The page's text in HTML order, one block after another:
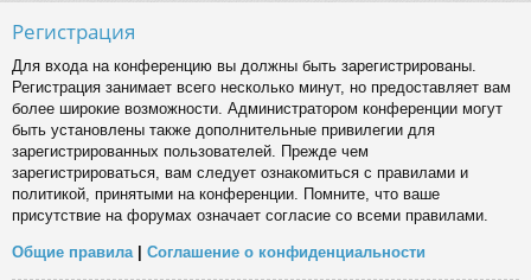
Регистрация
Для входа на конференцию вы должны быть зарегистрированы.
Регистрация занимает всего несколько минут, но предоставляет вам
более широкие возможности. Администратором конференции могут
быть установлены также дополнительные привилегии для
зарегистрированных пользователей. Прежде чем
зарегистрироваться, вам следует ознакомиться с правилами и
политикой, принятыми на конференции. Помните, что ваше
присутствие на форумах означает согласие со всеми правилами.
Общие правила | Соглашение о конфиденциальности